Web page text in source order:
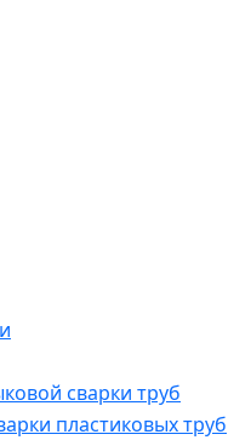
сварки труб
пластиковых труб